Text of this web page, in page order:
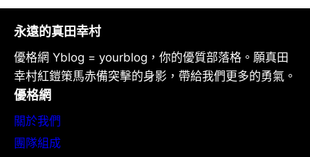
永遠的真田幸村
優格網 Yblog = yourblog，你的優質部落格。願真田
幸村紅鎧策馬赤備突擊的身影，帶給我們更多的勇氣。
優格網
關於我們
團隊組成